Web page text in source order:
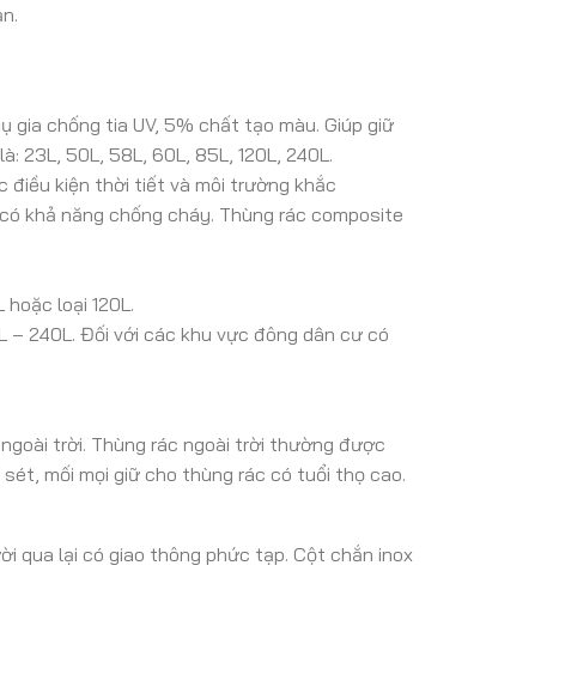
chống tia UV, 5% chất tạo màu. Giúp giữ
23L, 50L, 58L, 60L, 85L, 120L, 240L.
điều kiện thời tiết và môi trường khắc
khả năng chống cháy. Thùng rác composite
loại 120L.
240L. Đối với các khu vực đông dân cư có
trời. Thùng rác ngoài trời thường được
mối mọi giữ cho thùng rác có tuổi thọ cao.
qua lại có giao thông phức tạp. Cột chắn inox